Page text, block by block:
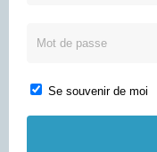
Se souvenir de moi